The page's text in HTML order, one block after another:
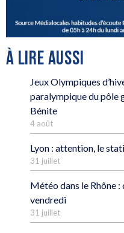
À LIRE AUSSI
Jeux Olympiques
paralympique du pôle
Bénite
4 août
Lyon : attention, le
31 juillet
Météo dans le Rhône
vendredi
31 juillet